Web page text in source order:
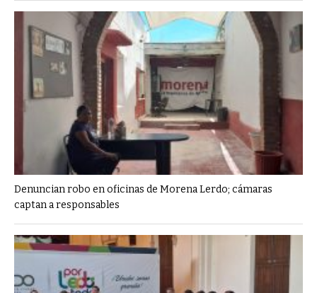
Denuncian robo en oficinas de Morena Lerdo; cámaras
captan a responsables